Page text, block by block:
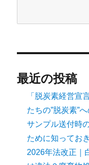
最近の投稿
「脱炭素経営宣
たちの”脱炭素”
サンプル送付時
ために知ってお
2026年法改正｜